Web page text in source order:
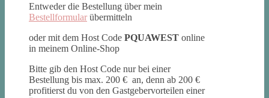
Entweder die Bestellung über mein
Bestellformular übermitteln
oder mit dem Host Code PQUAWEST online
in meinem Online-Shop
Bitte gib den Host Code nur bei einer
Bestellung bis max. 200 € an, denn ab 200 €
profitierst du von den Gastgebervorteilen einer